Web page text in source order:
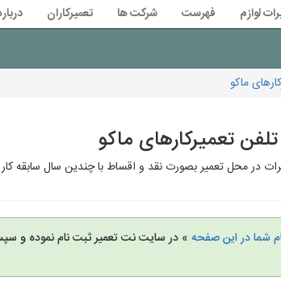
لوازم فهرست شرکت ها تعمیرکاران
ماکو
تلفن تعمیرکارهای ماکو
در محل تعمیر بصورت نقد و اقساط با چندین سال سابقه
شما در این صفحه » در سایت نت تعمیر ثبت نام نموده و